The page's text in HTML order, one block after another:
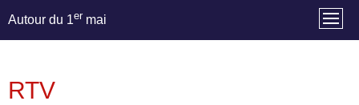
Autour du 1er mai
RTV